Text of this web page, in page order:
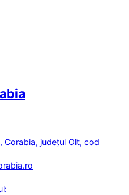
Corabia, județul Olt, cod